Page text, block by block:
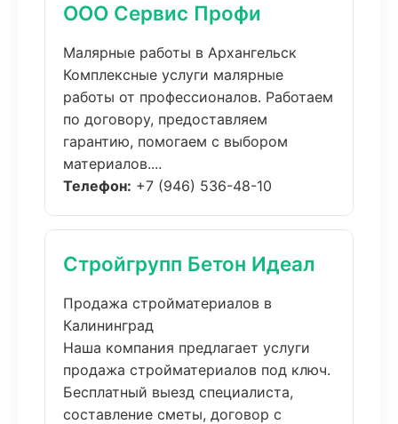
ООО Сервис Профи
Малярные работы в Архангельск
Комплексные услуги малярные
работы от профессионалов. Работаем
по договору, предоставляем
гарантию, помогаем с выбором
материалов....
Телефон: +7 (946) 536-48-10
Стройгрупп Бетон Идеал
Продажа стройматериалов в
Калининград
Наша компания предлагает услуги
продажа стройматериалов под ключ.
Бесплатный выезд специалиста,
составление сметы, договор с